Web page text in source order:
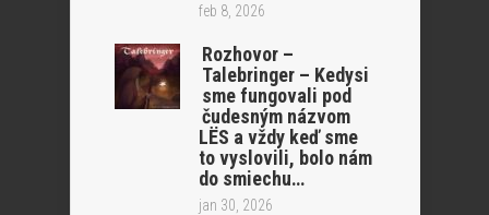
feb 8, 2026
Rozhovor –
Talebringer – Kedysi
sme fungovali pod
čudesným názvom
LËS a vždy keď sme
to vyslovili, bolo nám
do smiechu…
jan 30, 2026